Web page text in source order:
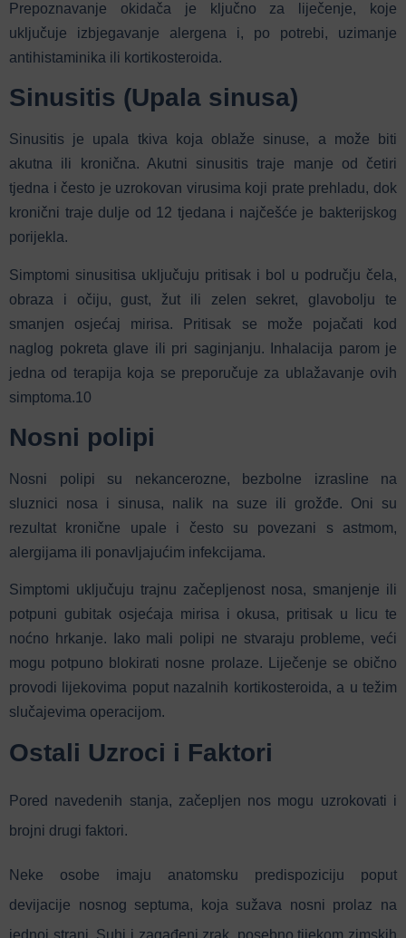
Prepoznavanje okidača je ključno za liječenje, koje
uključuje izbjegavanje alergena i, po potrebi, uzimanje
antihistaminika ili kortikosteroida.
Sinusitis (Upala sinusa)
Sinusitis je upala tkiva koja oblaže sinuse, a može biti
akutna ili kronična. Akutni sinusitis traje manje od četiri
tjedna i često je uzrokovan virusima koji prate prehladu, dok
kronični traje dulje od 12 tjedana i najčešće je bakterijskog
porijekla.
Simptomi sinusitisa uključuju pritisak i bol u području čela,
obraza i očiju, gust, žut ili zelen sekret, glavobolju te
smanjen osjećaj mirisa.
Pritisak se može pojačati kod
naglog pokreta glave ili pri saginjanju.
Inhalacija parom je
jedna od terapija koja se preporučuje za ublažavanje ovih
simptoma.10
Nosni polipi
Nosni polipi su nekancerozne, bezbolne izrasline na
sluznici nosa i sinusa, nalik na suze ili grožđe. Oni su
rezultat kronične upale i često su povezani s astmom,
alergijama ili ponavljajućim infekcijama.
Simptomi uključuju trajnu začepljenost nosa, smanjenje ili
potpuni gubitak osjećaja mirisa i okusa, pritisak u licu te
noćno hrkanje.
Iako mali polipi ne stvaraju probleme, veći
mogu potpuno blokirati nosne prolaze.
Liječenje se obično
provodi lijekovima poput nazalnih kortikosteroida, a u težim
slučajevima operacijom.
Ostali Uzroci i Faktori
Pored navedenih stanja, začepljen nos mogu uzrokovati i
brojni drugi faktori.
Neke osobe imaju anatomsku predispoziciju poput
devijacije nosnog septuma, koja sužava nosni prolaz na
jednoj strani. Suhi i zagađeni zrak, posebno tijekom zimskih